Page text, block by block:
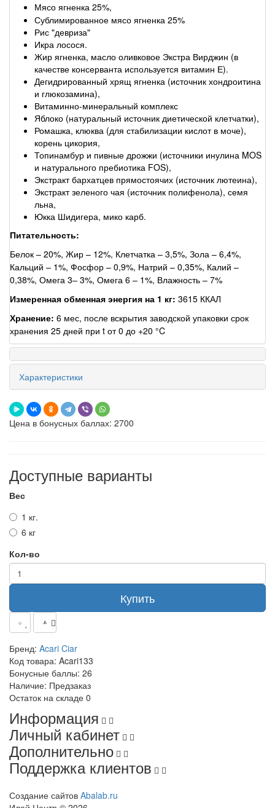
Мясо ягненка 25%,
Сублимированное мясо ягненка 25%
Рис "девриза"
Икра лосося.
Жир ягненка, масло оливковое Экстра Вирджин (в
качестве консерванта используется витамин Е).
Дегидрированный хрящ ягненка (источник хондроитина
и глюкозамина),
Витаминно-минеральный комплекс
Яблоко (натуральный источник диетической клетчатки),
Ромашка, клюква (для стабилизации кислот в моче),
корень цикория,
Топинамбур и пивные дрожжи (источники инулина MOS
и натурального пребиотика FOS),
Экстракт бархатцев прямостоячих (источник лютеина),
Экстракт зеленого чая (источник полифенола), семя
льна,
Юкка Шидигера, мико карб.
Питательность:
Белок – 20%, Жир – 12%, Клетчатка – 3,5%, Зола – 6,4%,
Кальций – 1%, Фосфор – 0,9%, Натрий – 0,35%, Калий –
0,38%, Омега 3– 3%, Омега 6 – 1%, Влажность – 7%
Измеренная обменная энергия на 1 кг: 3615 ККАЛ
Хранение: 6 мес, после вскрытия заводской упаковки срок
хранения 25 дней при t от 0 до +20 °C
Характеристики
Цена в бонусных баллах: 2700
Доступные варианты
Вес
1 кг.
6 кг
Кол-во
Купить
Бренд: Acari Ciar
Код товара: Acari133
Бонусные баллы: 26
Наличие: Предзаказ
Остаток на складе 0
Информация
Личный кабинет
Дополнительно
Поддержка клиентов
Создание сайтов Abalab.ru